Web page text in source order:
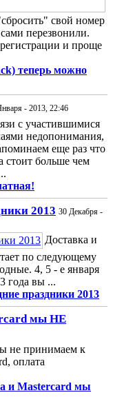
свой номер
перезвонили.
и проще
теперь можно
- 2013, 22:46
с участившимися
недопонимания,
еще раз что
стоит больше чем
2013 30 Декабря -
Доставка и
по следующему
4, 5 - е января
года вы ...
праздники 2013
мы НЕ
не принимаем к
оплата
и Mastercard мы